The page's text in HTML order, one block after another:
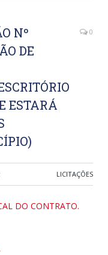
Nº
DE
ESTARÁ
0
LICITAÇÕES
DO CONTRATO.